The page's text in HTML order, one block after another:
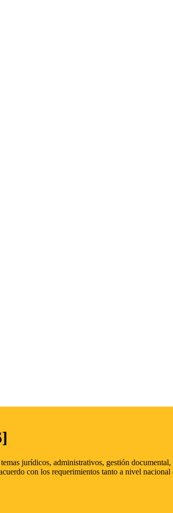
jurídicos, administrativos, gestión
con los requerimientos tanto a nivel